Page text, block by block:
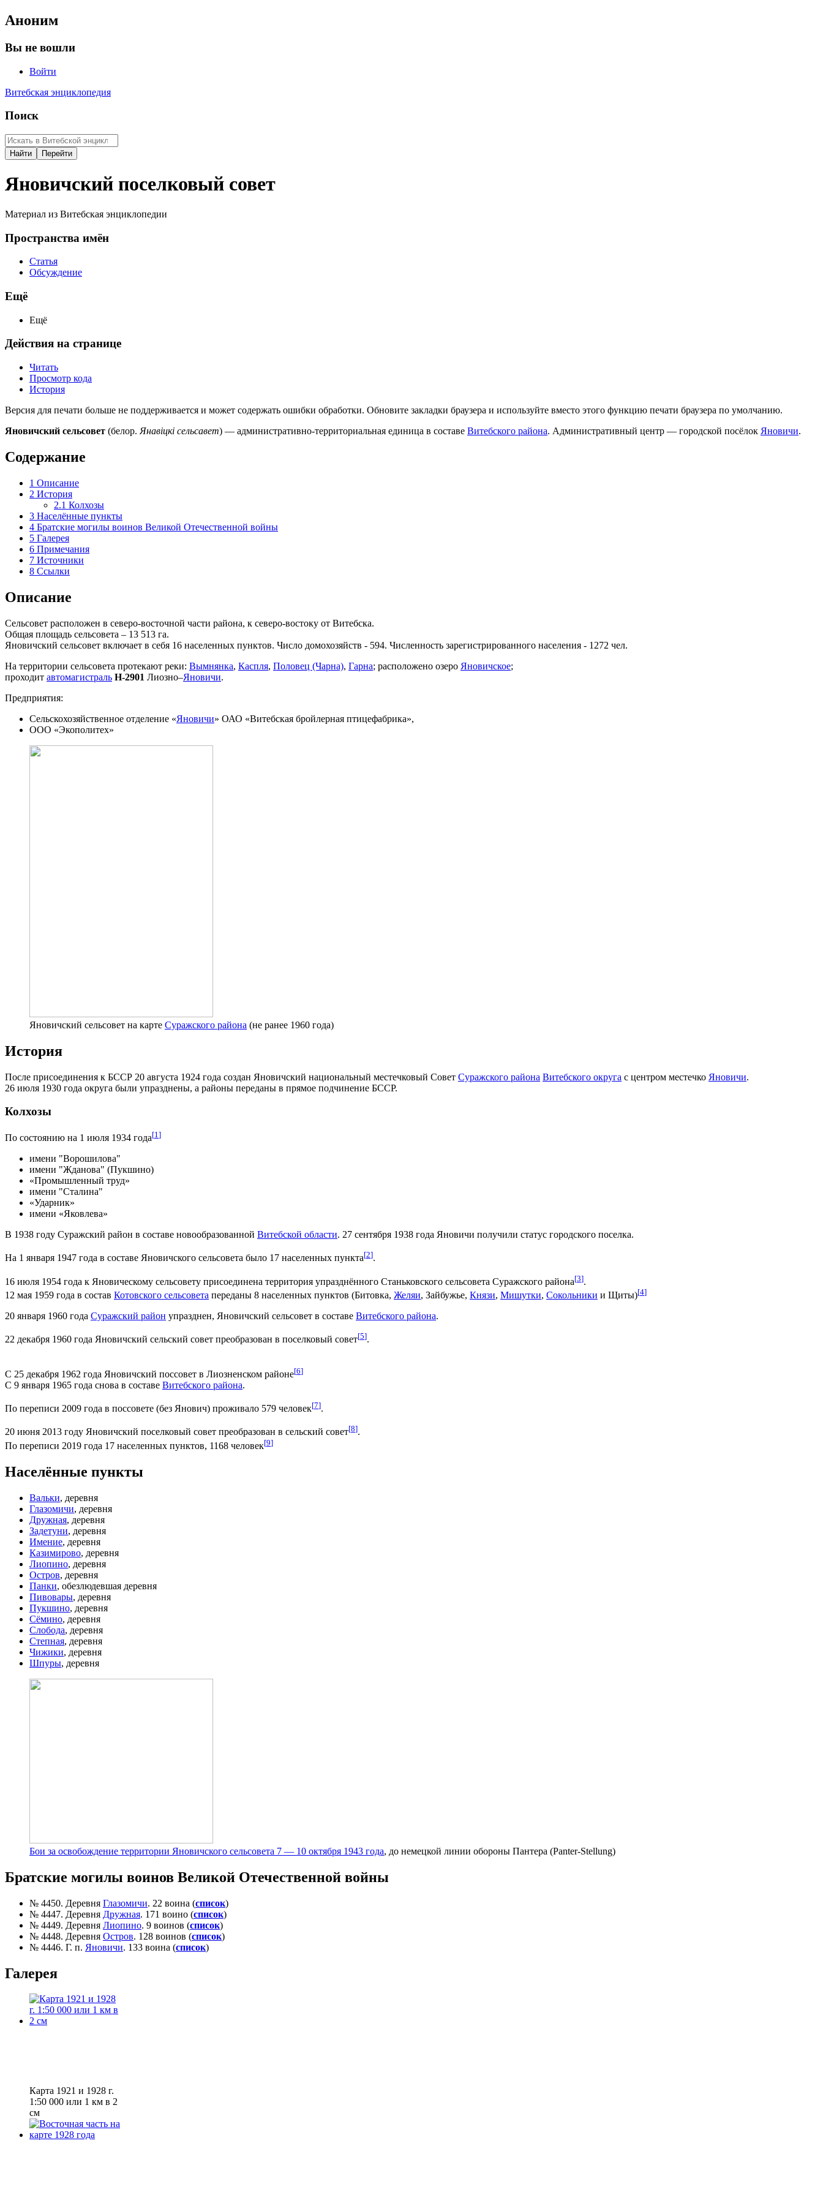
Аноним
Вы не вошли
Войти
Витебская энциклопедия
Поиск
Яновичский поселковый совет
Материал из Витебская энциклопедии
Пространства имён
Статья
Обсуждение
Ещё
Ещё
Действия на странице
Читать
Просмотр кода
История
Версия для печати больше не поддерживается и может содержать ошибки обработки. Обновите закладки браузера и используйте вместо этого функцию печати браузера по умолчанию.
Яновичский сельсовет (белор. Янавіцкі сельсавет) — административно-территориальная единица в составе Витебского района. Административный центр — городской посёлок Яновичи.
Содержание
1 Описание
2 История
2.1 Колхозы
3 Населённые пункты
4 Братские могилы воинов Великой Отечественной войны
5 Галерея
6 Примечания
7 Источники
8 Ссылки
Описание
Сельсовет расположен в северо-восточной части района, к северо-востоку от Витебска.
Общая площадь сельсовета – 13 513 га.
Яновичский сельсовет включает в себя 16 населенных пунктов. Число домохозяйств - 594. Численность зарегистрированного населения - 1272 чел.
На территории сельсовета протекают реки: Вымнянка, Каспля, Половец (Чарна), Гарна; расположено озеро Яновичское;
проходит автомагистраль Н-2901 Лиозно–Яновичи.
Предприятия:
Сельскохозяйственное отделение «Яновичи» ОАО «Витебская бройлерная птицефабрика»,
ООО «Экополитех»
Яновичский сельсовет на карте Суражского района (не ранее 1960 года)
История
После присоединения к БССР 20 августа 1924 года создан Яновичский национальный местечковый Совет Суражского района Витебского округа с центром местечко Яновичи.
26 июля 1930 года округа были упразднены, а районы переданы в прямое подчинение БССР.
Колхозы
По состоянию на 1 июля 1934 года[1]
имени "Ворошилова"
имени "Жданова" (Пукшино)
«Промышленный труд»
имени "Сталина"
«Ударник»
имени «Яковлева»
В 1938 году Суражский район в составе новообразованной Витебской области. 27 сентября 1938 года Яновичи получили статус городского поселка.
На 1 января 1947 года в составе Яновичского сельсовета было 17 населенных пункта[2].
16 июля 1954 года к Яновическому сельсовету присоединена территория упразднённого Станьковского сельсовета Суражского района[3].
12 мая 1959 года в состав Котовского сельсовета переданы 8 населенных пунктов (Битовка, Желяи, Зайбужье, Князи, Мишутки, Сокольники и Щиты)[4]
20 января 1960 года Суражский район упразднен, Яновичский сельсовет в составе Витебского района.
22 декабря 1960 года Яновичский сельский совет преобразован в поселковый совет[5].
С 25 декабря 1962 года Яновичский поссовет в Лиозненском районе[6]
С 9 января 1965 года снова в составе Витебского района.
По переписи 2009 года в поссовете (без Янович) проживало 579 человек[7].
20 июня 2013 году Яновичский поселковый совет преобразован в сельский совет[8].
По переписи 2019 года 17 населенных пунктов, 1168 человек[9]
Населённые пункты
Вальки, деревня
Глазомичи, деревня
Дружная, деревня
Задетуни, деревня
Имение, деревня
Казимирово, деревня
Лиопино, деревня
Остров, деревня
Панки, обезлюдевшая деревня
Пивовары, деревня
Пукшино, деревня
Сёмино, деревня
Слобода, деревня
Степная, деревня
Чижики, деревня
Шпуры, деревня
Бои за освобождение территории Яновичского сельсовета 7 — 10 октября 1943 года, до немецкой линии обороны Пантера (Panter-Stellung)
Братские могилы воинов Великой Отечественной войны
№ 4450. Деревня Глазомичи. 22 воина (список)
№ 4447. Деревня Дружная. 171 воино (список)
№ 4449. Деревня Лиопино. 9 воинов (список)
№ 4448. Деревня Остров. 128 воинов (список)
№ 4446. Г. п. Яновичи. 133 воина (список)
Галерея
Карта 1921 и 1928 г.
1:50 000 или 1 км в 2
см